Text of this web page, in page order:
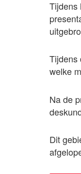
Tijdens
Tijdens
welke
Na de
Dit